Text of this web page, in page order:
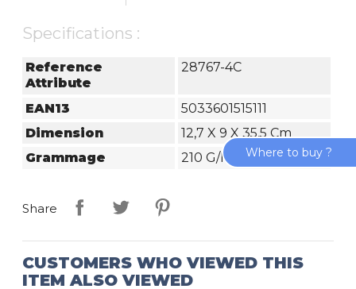
Specifications :
Reference
Attribute
28767-4C
EAN13
5033601515111
Dimension
12,7 X 9 X 35,5 Cm
Grammage
210 G/m²
Share
CUSTOMERS WHO VIEWED THIS
ITEM ALSO VIEWED
Where to buy ?